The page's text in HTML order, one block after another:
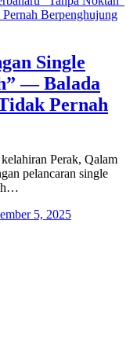
Single
— Balada
Pernah
Perak, Qalam
pelancaran single
5, 2025